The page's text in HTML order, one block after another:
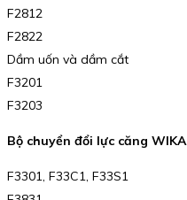
F2812
F2822
Dầm uốn và dầm cắt
F3201
F3203
Bộ chuyển đổi lực căng WIKA
F3301, F33C1, F33S1